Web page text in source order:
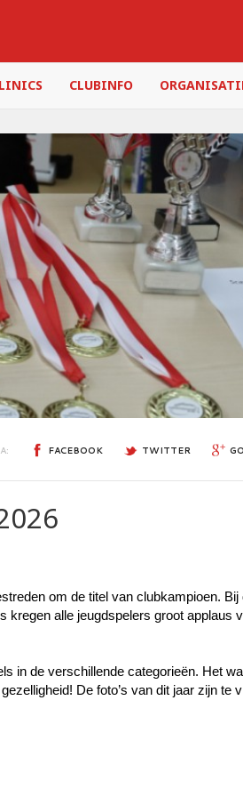
CLUBINFO
FACEBOOK TWITTER
om de titel van clubkampioen. Bij
kregen alle jeugdspelers groot applaus
in de verschillende categorieën. Het
De foto’s van dit jaar zijn te